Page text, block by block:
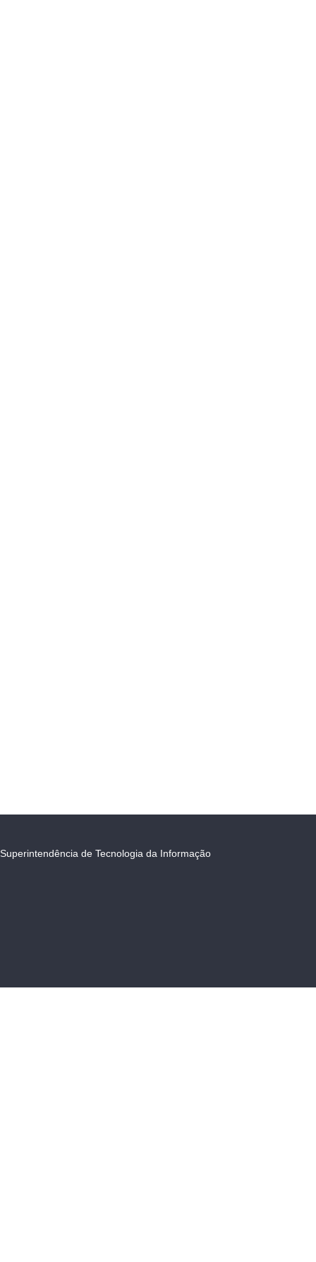
Superintendência de Tecnologia da Informação